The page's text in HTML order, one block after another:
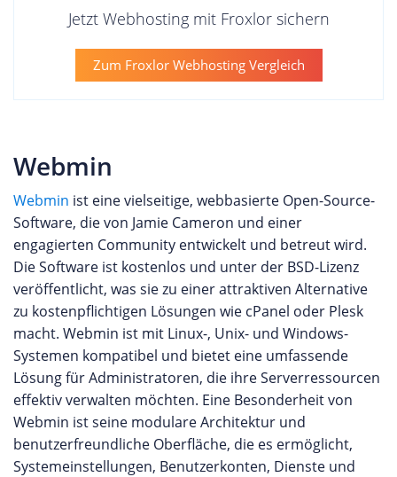
Jetzt Webhosting mit Froxlor sichern
Zum Froxlor Webhosting Vergleich
Webmin
Webmin ist eine vielseitige, webbasierte Open-Source-
Software, die von Jamie Cameron und einer
engagierten Community entwickelt und betreut wird.
Die Software ist kostenlos und unter der BSD-Lizenz
veröffentlicht, was sie zu einer attraktiven Alternative
zu kostenpflichtigen Lösungen wie cPanel oder Plesk
macht. Webmin ist mit Linux-, Unix- und Windows-
Systemen kompatibel und bietet eine umfassende
Lösung für Administratoren, die ihre Serverressourcen
effektiv verwalten möchten. Eine Besonderheit von
Webmin ist seine modulare Architektur und
benutzerfreundliche Oberfläche, die es ermöglicht,
Systemeinstellungen, Benutzerkonten, Dienste und